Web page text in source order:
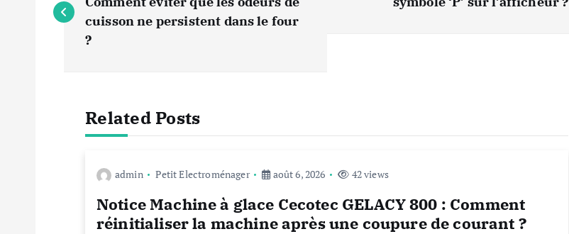
a
cuisson ne persistent dans le four
?
Related Posts
admin Petit Electroménager août 6, 2026 42 views
Notice Machine à glace Cecotec GELACY 800 : Comment
réinitialiser la machine après une coupure de courant ?